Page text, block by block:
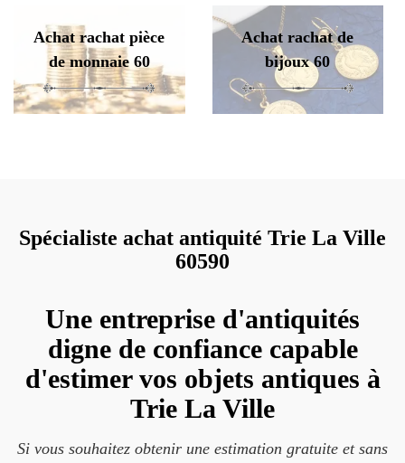
Achat rachat pièce
de monnaie 60
Achat rachat de
bijoux 60
Spécialiste achat antiquité Trie La Ville
60590
Une entreprise d'antiquités
digne de confiance capable
d'estimer vos objets antiques à
Trie La Ville
Si vous souhaitez obtenir une estimation gratuite et sans